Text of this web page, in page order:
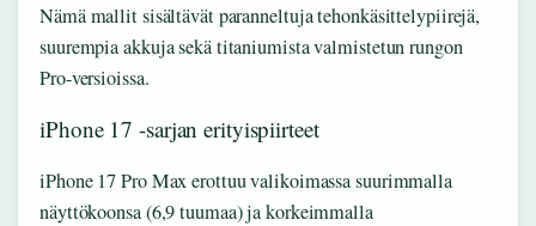
Nämä mallit sisältävät paranneltuja tehonkäsittelypiirejä,
suurempia akkuja sekä titaniumista valmistetun rungon
Pro-versioissa.
iPhone 17 -sarjan erityispiirteet
iPhone 17 Pro Max erottuu valikoimassa suurimmalla
näyttökoonsa (6,9 tuumaa) ja korkeimmalla